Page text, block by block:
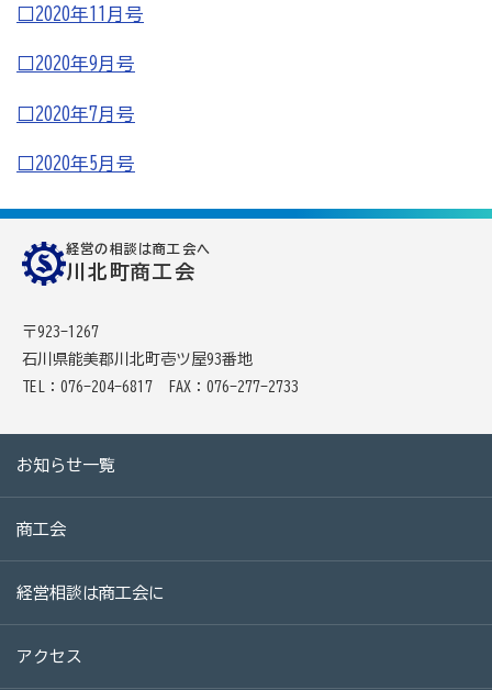
□2020年11月号
□2020年9月号
□2020年7月号
□2020年5月号
経営の相談は商工会へ
川北町商工会
〒923-1267
石川県能美郡川北町壱ツ屋93番地
TEL：076-204-6817
FAX：076-277-2733
お知らせ一覧
商工会
経営相談は商工会に
アクセス
採用情報
会報「川北町商工会だより」
かわきた味噌豚どん レシピ・取扱店情報
もんじゅの会